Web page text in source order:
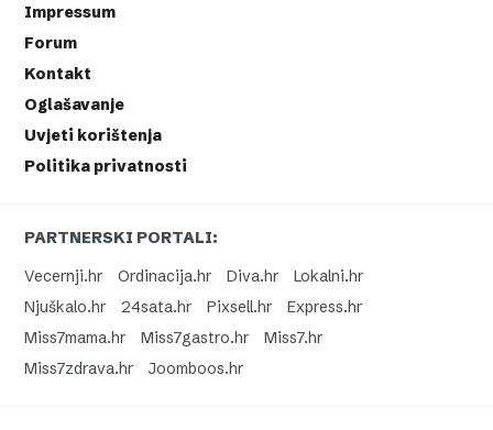
Impressum
Forum
Kontakt
Oglašavanje
Uvjeti korištenja
Politika privatnosti
PARTNERSKI PORTALI:
Vecernji.hr
Ordinacija.hr Diva.hr
Lokalni.hr
Njuškalo.hr
24sata.hr Pixsell.hr
Express.hr
Miss7mama.hr
Miss7gastro.hr
Miss7.hr
Miss7zdrava.hr
Joomboos.hr